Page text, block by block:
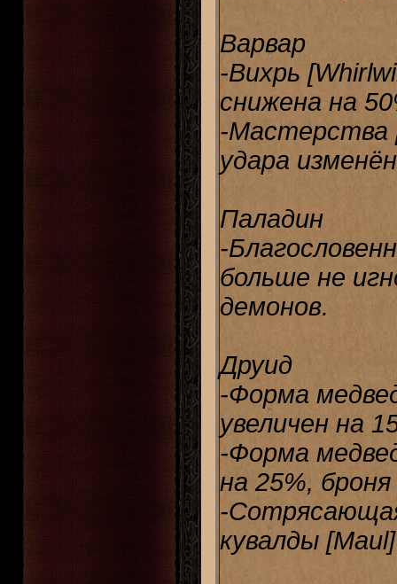
Варвар
-Вихрь
снижена на
-Мастерства
удара
Паладин
-
больше не
демонов.
Друид
-Форма
увеличен на
-Форма
на 25%,
-
кувалды